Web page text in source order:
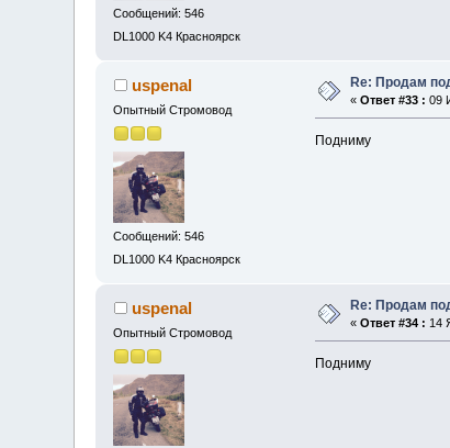
Сообщений: 546
DL1000 K4 Красноярск
uspenal
Опытный Стромовод
Сообщений: 546
DL1000 K4 Красноярск
Re: Продам
«Ответ #33 : 09
Подниму
uspenal
Опытный Стромовод
Re: Продам
«Ответ #34 : 14
Подниму